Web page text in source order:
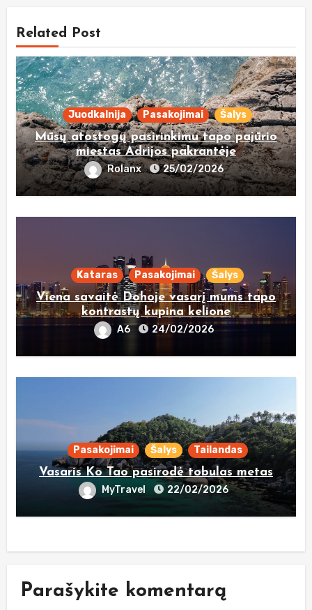
Related Post
Juodkalnija Pasakojimai Šalys
Mūsų atostogų pasirinkimu tapo pajūrio
miestas Adrijos pakrantėje
Rolanx 25/02/2026
Kataras Pasakojimai Šalys
Viena savaitė Dohoje vasarį mums tapo
kontrastų kupina kelione
A6 24/02/2026
Pasakojimai Šalys Tailandas
Vasaris Ko Tao pasirodė tobulas metas
MyTravel 22/02/2026
Parašykite komentarą